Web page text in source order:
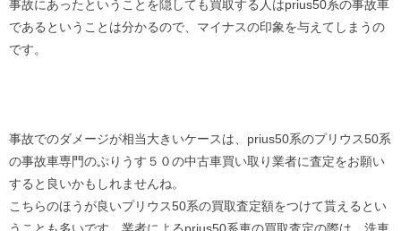
事故にあったということを隠しても買取する人はprius50系の事故車
であるということは分かるので、マイナスの印象を与えてしまうの
です。
事故でのダメージが相当大きいケースは、prius50系のプリウス50系
の事故車専門のぷりうす５０の中古車買い取り業者に査定をお願い
すると良いかもしれませんね。
こちらのほうが良いプリウス50系の買取査定額をつけて貰えるとい